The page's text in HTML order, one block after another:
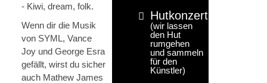
- Kiwi, dream, folk.
Wenn dir die Musik
von SYML, Vance
Joy und George Esra
gefällt, wirst du sicher
auch Mathew James
Hutkonzert
(wir lassen
den Hut
rumgehen
und sammeln
für den
Künstler)